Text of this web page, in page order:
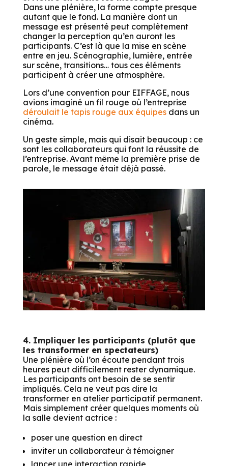
Dans une plénière, la forme compte presque
autant que le fond. La manière dont un
message est présenté peut complètement
changer la perception qu’en auront les
participants. C’est là que la mise en scène
entre en jeu. Scénographie, lumière, entrée
sur scène, transitions… tous ces éléments
participent à créer une atmosphère.
Lors d’une convention pour EIFFAGE, nous
avions imaginé un fil rouge où l’entreprise
déroulait le tapis rouge aux équipesdans un
cinéma.
Un geste simple, mais qui disait beaucoup : ce
sont les collaborateurs qui font la réussite de
l’entreprise. Avant même la première prise de
parole, le message était déjà passé.
4. Impliquer les participants (plutôt que
les transformer en spectateurs)
Une plénière où l’on écoute pendant trois
heures peut difficilement rester dynamique.
Les participants ont besoin de se sentir
impliqués. Cela ne veut pas dire la
transformer en atelier participatif permanent.
Mais simplement créer quelques moments où
la salle devient actrice :
poser une question en direct
inviter un collaborateur à témoigner
lancer une interaction rapide